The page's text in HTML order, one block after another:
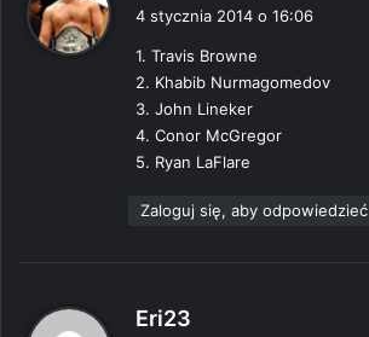
e
4 stycznia 2014 o 16:06
1. Travis Browne
2. Khabib Nurmagomedov
3. John Lineker
4. Conor McGregor
5. Ryan LaFlare
Zaloguj się, aby odpowiedzieć
Eri23